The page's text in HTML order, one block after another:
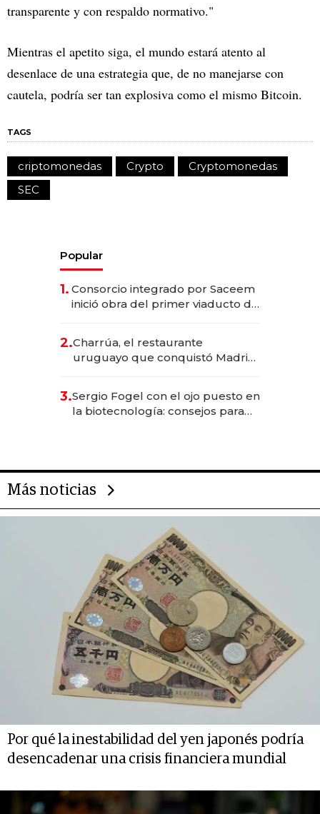
transparente y con respaldo normativo."
Mientras el apetito siga, el mundo estará atento al
desenlace de una estrategia que, de no manejarse con
cautela, podría ser tan explosiva como el mismo Bitcoin.
TAGS
criptomonedas Crypto
Cryptomonedas
SEC
Popular
1. Consorcio integrado por Saceem
inició obra del primer viaducto de
millones
2.Charrúa, el restaurante
uruguayo que conquistó Madrid:
anticipación y prepara apertura
3.Sergio Fogel con el ojo puesto en
la biotecnología: consejos para
Más noticias
Por qué la inestabilidad del yen japonés podría
desencadenar una crisis financiera mundial